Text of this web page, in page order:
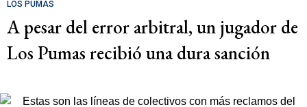
LOS PUMAS
A pesar del error arbitral, un jugador de
Los Pumas recibió una dura sanción